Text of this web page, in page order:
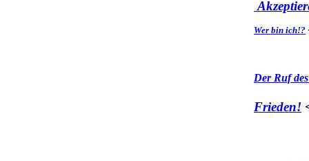
Wer bin ich!?
Der Ruf
Frieden!